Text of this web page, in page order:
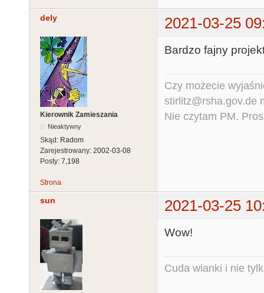
dely 2021-03-25
Kierownik Zamieszania
Nieaktywny
Skąd: Radom
Zarejestrowany: 2002-03-08
Posty: 7,198
Bardzo fajny
Czy możecie
stirlitz@rsha.gov.de
Nie czytam PM.
Strona
sun 2021-03-25
Wow!
Cuda wianki i nie